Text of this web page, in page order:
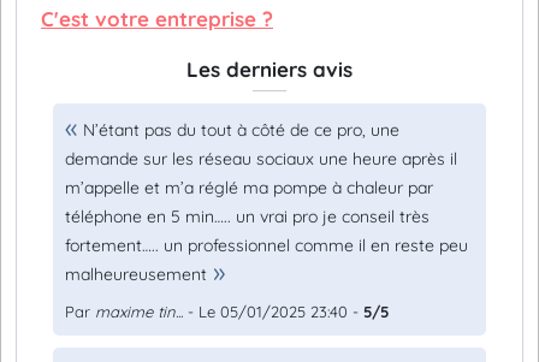
C'est votre entreprise ?
Les derniers avis
N’étant pas du tout à côté de ce pro, une
demande sur les réseau sociaux une heure après il
m’appelle et m’a réglé ma pompe à chaleur par
téléphone en 5 min….. un vrai pro je conseil très
fortement….. un professionnel comme il en reste peu
malheureusement
Par maxime tin... - Le 05/01/2025 23:40 - 5/5